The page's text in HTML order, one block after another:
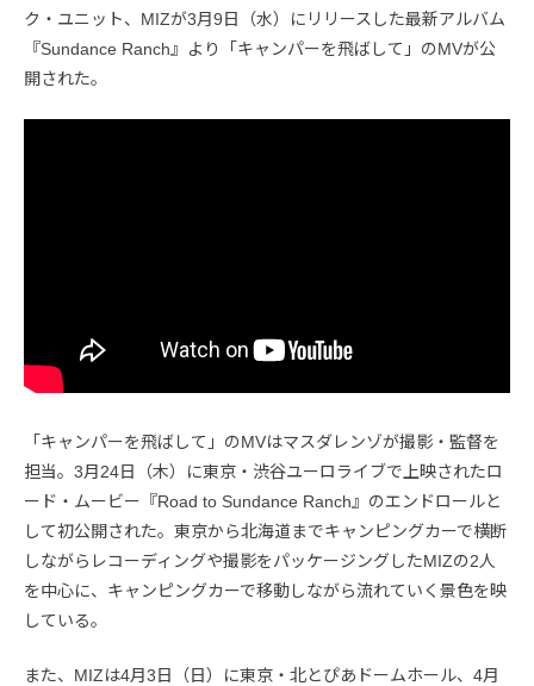
ク・ユニット、MIZが3月9日（水）にリリースした最新アルバム
『Sundance Ranch』より「キャンパーを飛ばして」のMVが公
開された。
「キャンパーを飛ばして」のMVはマスダレンゾが撮影・監督を
担当。3月24日（木）に東京・渋谷ユーロライブで上映されたロ
ード・ムービー『Road to Sundance Ranch』のエンドロールと
して初公開された。東京から北海道までキャンピングカーで横断
しながらレコーディングや撮影をパッケージングしたMIZの2人
を中心に、キャンピングカーで移動しながら流れていく景色を映
している。
また、MIZは4月3日（日）に東京・北とぴあドームホール、4月